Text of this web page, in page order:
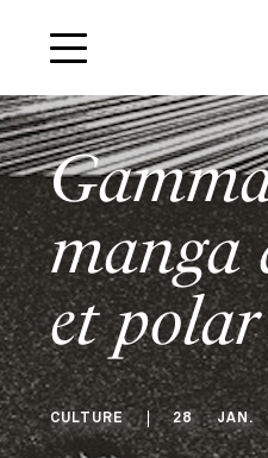
manga
et
CULTURE 28 JAN .